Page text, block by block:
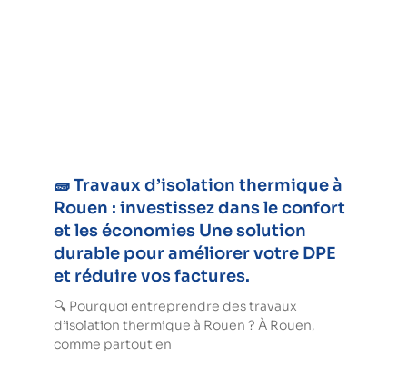
🧱 Travaux d’isolation thermique à
Rouen : investissez dans le confort
et les économies Une solution
durable pour améliorer votre DPE
et réduire vos factures.
🔍 Pourquoi entreprendre des travaux
d’isolation thermique à Rouen ? À Rouen,
comme partout en